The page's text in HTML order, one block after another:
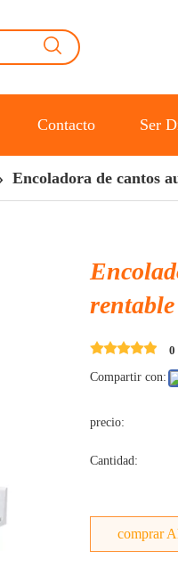
Contacto Ser
Encoladora de cantos
0
Compartir con:
precio:
Cantidad:
comprar